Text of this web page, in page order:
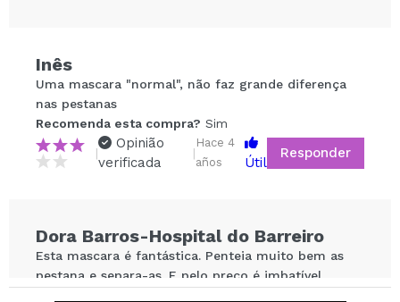
Compartilhar um vídeo ou uma foto
Seu vídeo pode ser o primeiro. Imagine isso...
Recomenda esta compra? Sim Não
ENVIAR
Inês
Uma mascara "normal", não faz grande diferença
nas pestanas
Recomenda esta compra? Sim
|
Opinião
verificada
|
Hace 4
años
Útil
Responder
Dora Barros-Hospital do Barreiro
Esta mascara é fantástica. Penteia muito bem as
pestana e separa-as. E pelo preço é imbatível.